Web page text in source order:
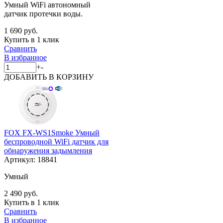
Умный WiFi автономный
датчик протечки воды.
1 690 руб.
Купить в 1 клик
Сравнить
В избранное
+-
ДОБАВИТЬ В КОРЗИНУ
FOX FX-WS1Smoke Умный
беспроводной WiFi датчик для
обнаружения задымления
Артикул: 18841
Умный
2 490 руб.
Купить в 1 клик
Сравнить
В избранное